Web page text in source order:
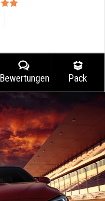
Bewertungen Pack